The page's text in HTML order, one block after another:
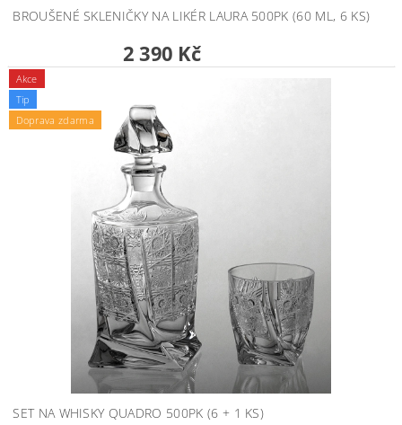
BROUŠENÉ SKLENIČKY NA LIKÉR LAURA 500PK (60 ML, 6 KS)
2 390 Kč
Akce
Tip
Doprava zdarma
SET NA WHISKY QUADRO 500PK (6 + 1 KS)